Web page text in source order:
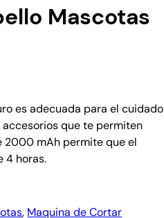
Mascotas
es adecuada para el cuidado
que te permiten
2000 mAh permite que el
4 horas.
, Maquina de Cortar